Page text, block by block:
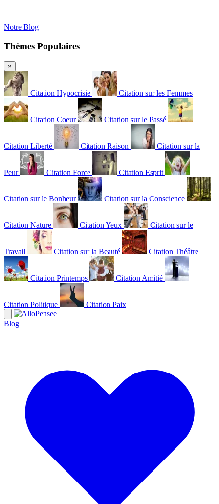
Notre Blog
Thèmes Populaires
×
Citation Hypocrisie Citation sur les Femmes
Citation Coeur Citation sur le Passé
Citation Liberté Citation Raison Citation sur la
Peur Citation Force Citation Esprit
Citation sur le Bonheur Citation sur la Conscience
Citation Nature Citation Yeux Citation sur le
Travail Citation sur la Beauté Citation Théâtre
Citation Printemps Citation Amitié
Citation Politique Citation Paix
Blog